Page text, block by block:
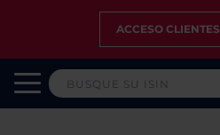
ACCESO CLIENTES